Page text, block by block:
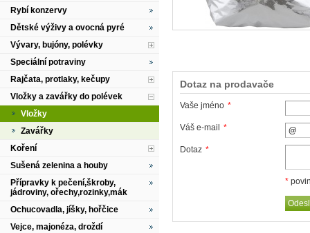
Dotaz na prodavače
Vaše jméno *
Váš e-mail *
Dotaz *
*
Rybí konzervy
Dětské výživy a ovocná pyré
Vývary, bujóny, polévky
Speciální potraviny
Rajčata, protlaky, kečupy
Vložky a zavářky do polévek
Vložky
Zavářky
Koření
Sušená zelenina a houby
Přípravky k pečení,škroby,
jádroviny, ořechy,rozinky,mák
Ochucovadla, jíšky, hořčice
Vejce, majonéza, droždí